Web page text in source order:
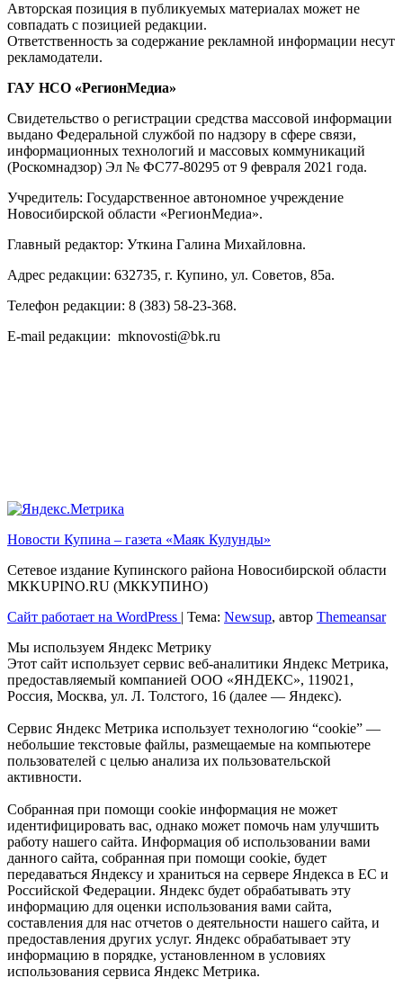
Авторская позиция в публикуемых материалах может не
совпадать с позицией редакции.
Ответственность за содержание рекламной информации несут
рекламодатели.
ГАУ НСО «РегионМедиа»
Свидетельство о регистрации средства массовой информации
выдано Федеральной службой по надзору в сфере связи,
информационных технологий и массовых коммуникаций
(Роскомнадзор) Эл № ФС77-80295 от 9 февраля 2021 года.
Учредитель: Государственное автономное учреждение
Новосибирской области «РегионМедиа».
Главный редактор: Уткина Галина Михайловна.
Адрес редакции: 632735, г. Купино, ул. Советов, 85а.
Телефон редакции: 8 (383) 58-23-368.
E-mail редакции: mknovosti@bk.ru
Новости Купина – газета «Маяк Кулунды»
Сетевое издание Купинского района Новосибирской области
МКKUPINO.RU (МККУПИНО)
Сайт работает на WordPress | Тема: Newsup, автор Themeansar
Мы используем Яндекс Метрику
Этот сайт использует сервис веб-аналитики Яндекс Метрика,
предоставляемый компанией ООО «ЯНДЕКС», 119021,
Россия, Москва, ул. Л. Толстого, 16 (далее — Яндекс).
Сервис Яндекс Метрика использует технологию “cookie” —
небольшие текстовые файлы, размещаемые на компьютере
пользователей с целью анализа их пользовательской
активности.
Собранная при помощи cookie информация не может
идентифицировать вас, однако может помочь нам улучшить
работу нашего сайта. Информация об использовании вами
данного сайта, собранная при помощи cookie, будет
передаваться Яндексу и храниться на сервере Яндекса в ЕС и
Российской Федерации. Яндекс будет обрабатывать эту
информацию для оценки использования вами сайта,
составления для нас отчетов о деятельности нашего сайта, и
предоставления других услуг. Яндекс обрабатывает эту
информацию в порядке, установленном в условиях
использования сервиса Яндекс Метрика.